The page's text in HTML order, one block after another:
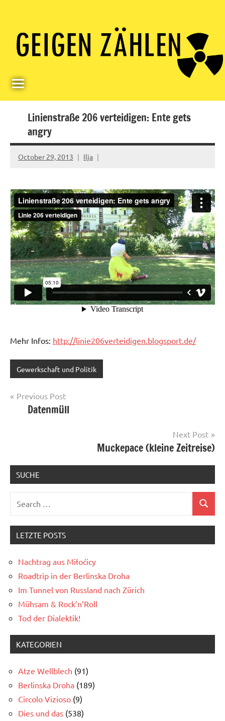
contentGeigerzähler
Linienstraße 206 verteidigen: Ente gets
angry
October 29, 2013 Ilja
Mehr Infos: http://linie206verteidigen.blogsport.de/
Gewerkschaft und Politik
Post
navigation
Previous Post
Datenmüll
Next Post
Muckepace (kleine Zeitreise)
SUCHE
Search
LETZTE POSTS
Nachtrag aus Miłoćicy
Roadtrip in der Berlinska Droha
Im Tunnel von Russland nach Zürich
Mühsam & Rock’n’Roll
Tod der Dialektik!
KATEGORIEN
Atze Wellblech (91)
Berlinska Droha (189)
Circolo Vizioso (9)
Dies und das (538)